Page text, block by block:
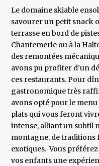
Le domaine skiable
savourer un petit snack
terrasse en bord de
Chantemerle ou à la
des remontées
avons pu profiter d’un
ces restaurants. Pour
gastronomique très
avons opté pour le
plats qui vous feront
intense, alliant un subtil
montagne, de traditions
exotiques. Vous
vos enfants une